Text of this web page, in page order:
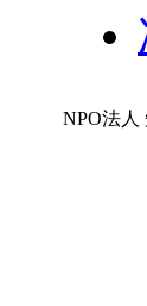
NPO法人